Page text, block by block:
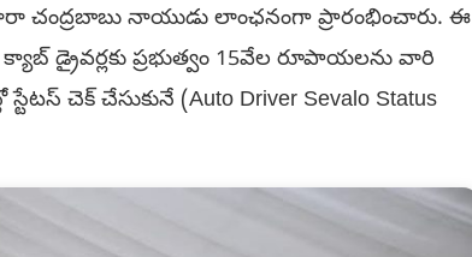
చంద్రబాబు నాయుడు లాంఛనంగా ప్రారంభించారు. ఈ
డ్రైవర్లకు ప్రభుత్వం 15వేల రూపాయలను వారి
చెక్ చేసుకునే (Auto Driver Sevalo Status